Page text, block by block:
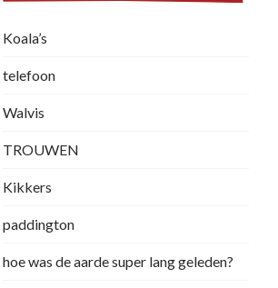
Koala’s
telefoon
Walvis
TROUWEN
Kikkers
paddington
hoe was de aarde super lang geleden?